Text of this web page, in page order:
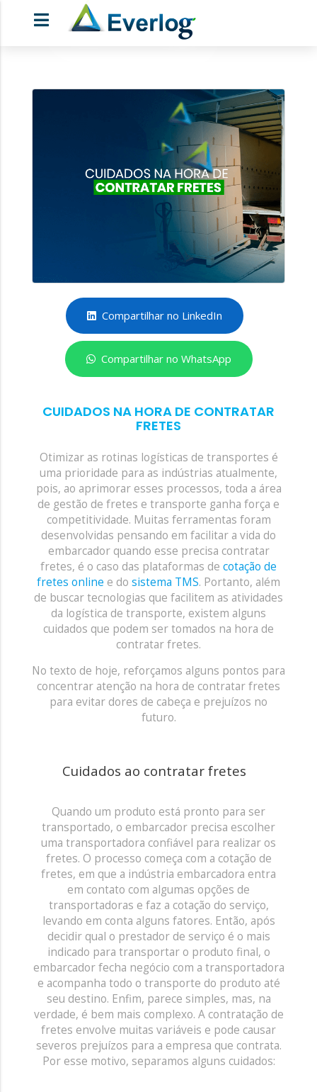
Compartilhar no LinkedIn
Compartilhar no WhatsApp
CUIDADOS NA HORA DE CONTRATAR
FRETES
Otimizar as rotinas logísticas de transportes é
uma prioridade para as indústrias atualmente,
pois, ao aprimorar esses processos, toda a área
de gestão de fretes e transporte ganha força e
competitividade. Muitas ferramentas foram
desenvolvidas pensando em facilitar a vida do
embarcador quando esse precisa contratar
fretes, é o caso das plataformas de cotação de
fretes online e do sistema TMS. Portanto, além
de buscar tecnologias que facilitem as atividades
da logística de transporte, existem alguns
cuidados que podem ser tomados na hora de
contratar fretes.
No texto de hoje, reforçamos alguns pontos para
concentrar atenção na hora de contratar fretes
para evitar dores de cabeça e prejuízos no
futuro.
Cuidados ao contratar fretes
Quando um produto está pronto para ser
transportado, o embarcador precisa escolher
uma transportadora confiável para realizar os
fretes. O processo começa com a cotação de
fretes, em que a indústria embarcadora entra
em contato com algumas opções de
transportadoras e faz a cotação do serviço,
levando em conta alguns fatores. Então, após
decidir qual o prestador de serviço é o mais
indicado para transportar o produto final, o
embarcador fecha negócio com a transportadora
e acompanha todo o transporte do produto até
seu destino. Enfim, parece simples, mas, na
verdade, é bem mais complexo. A contratação de
fretes envolve muitas variáveis e pode causar
severos prejuízos para a empresa que contrata.
Por esse motivo, separamos alguns cuidados: